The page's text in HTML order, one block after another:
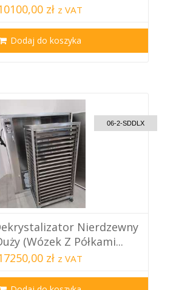
zł z VAT
Dodaj do koszyka
06-2-SDDLX
Nierdzewny
(wózek Z Półkami...
zł z VAT